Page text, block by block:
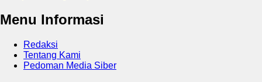
Menu Informasi
Redaksi
Tentang Kami
Pedoman Media Siber